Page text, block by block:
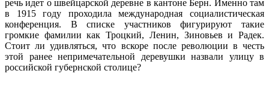
речь идет о швейцарской деревне в кантоне Берн. Именно там
в 1915 году проходила международная социалистическая
конференция. В списке участников фигурируют такие
громкие фамилии как Троцкий, Ленин, Зиновьев и Радек.
Стоит ли удивляться, что вскоре после революции в честь
этой ранее непримечательной деревушки назвали улицу в
российской губернской столице?